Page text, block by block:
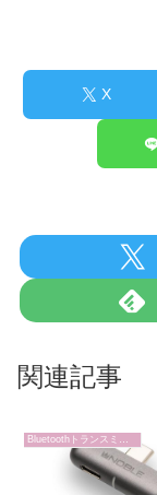
X
関連記事
Bluetoothトランスミッター